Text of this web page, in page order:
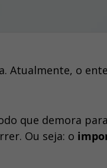
Atualmente, o
que demora
Ou seja: o